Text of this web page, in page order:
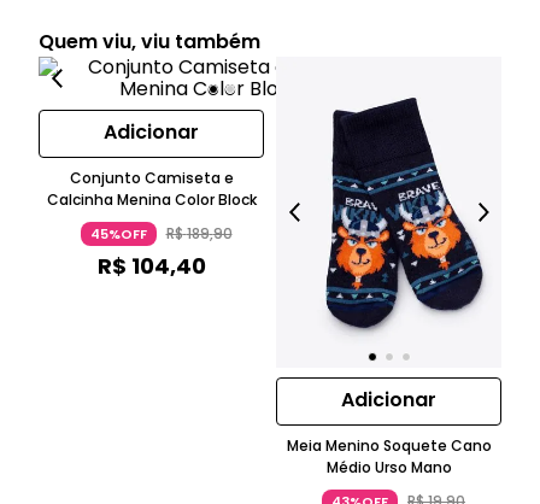
Quem viu, viu também
Adicionar
Conjunto Camiseta e
Calcinha Menina Color Block
45%OFF R$189,90
R$ 104,40
Adicionar
Meia Menino Soquete Cano
Médio Urso Mano